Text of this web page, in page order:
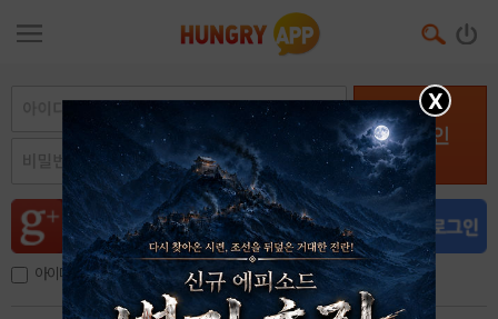
로그인
아이디, 이메일 저장
X